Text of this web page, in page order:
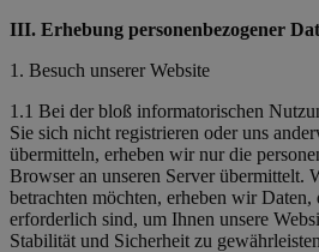
III. Erhebung personenbezogener
1. Besuch unserer Website
1.1 Bei der bloß informatorischen
Sie sich nicht registrieren oder uns
übermitteln, erheben wir nur die
Browser an unseren Server übermittelt.
betrachten möchten, erheben wir Daten,
erforderlich sind, um Ihnen unsere
Stabilität und Sicherheit zu